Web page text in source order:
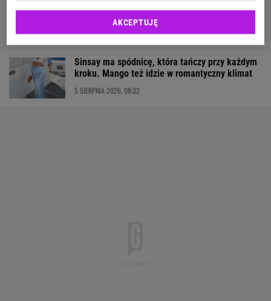
Reserved ma lnianą bluzkę, Zara podobny
5 SIERPNIA 2026, 10:14
Sinsay ma spódnicę, która tańczy przy każdym
kroku. Mango też idzie w romantyczny klimat
5 SIERPNIA 2026, 08:32
AKCEPTUJĘ